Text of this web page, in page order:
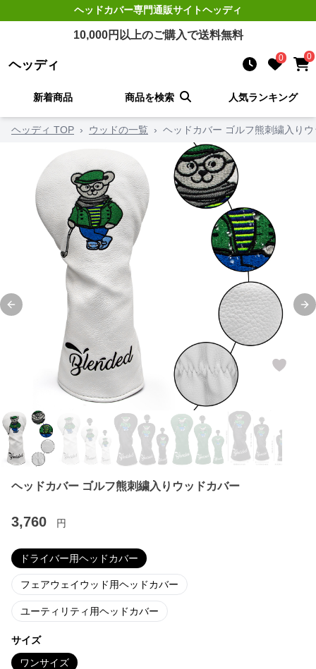
ヘッドカバー専門通販サイトヘッディ
10,000円以上のご購入で送料無料
ヘッディ 0 0
新着商品 商品を検索 人気ランキング
ヘッディ TOP › ウッドの一覧 › ヘッドカバー ゴルフ熊刺繍入り
Previous slide
ヘッドカバー ゴルフ熊刺繍入りウッドカバー
3,760 円
ドライバー用ヘッドカバー
フェアウェイウッド用ヘッドカバー
ユーティリティ用ヘッドカバー
サイズ
ワンサイズ